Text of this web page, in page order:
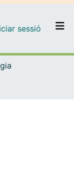
el DD
sessió (current)